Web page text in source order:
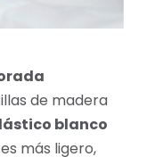
de madera
blanco
más ligero,